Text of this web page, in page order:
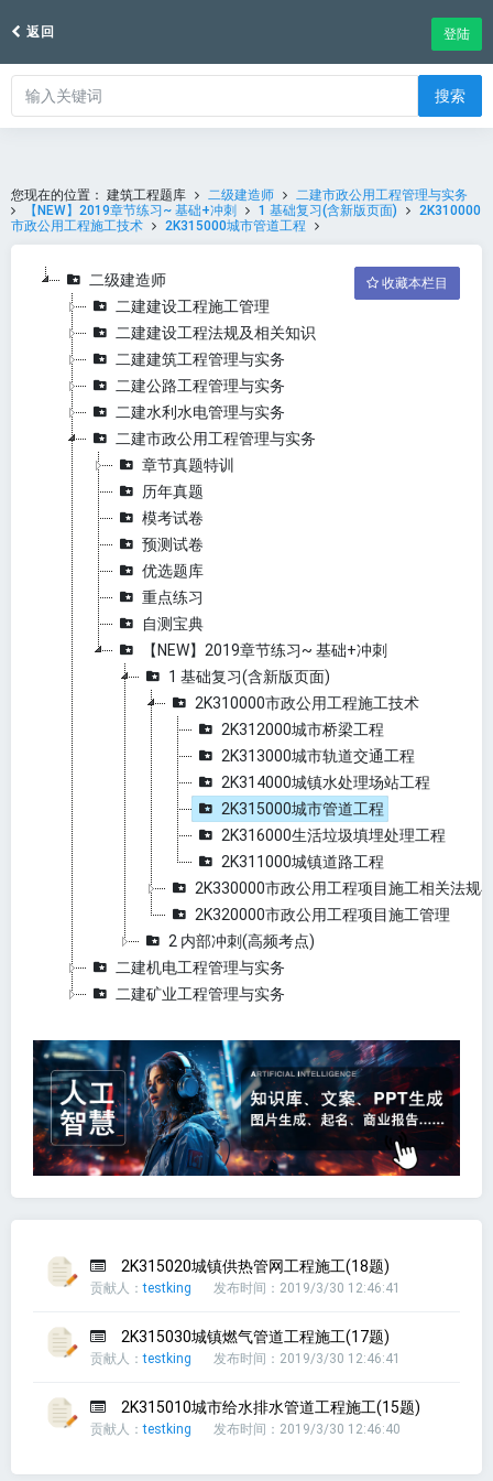
返回 登陆
搜索
您现在的位置： 建筑工程题库 二级建造师
二建市政公用工程管理与实务
【NEW】2019章节练习~ 基础+冲刺
1 基础复习(含新版页面)
2K310000
市政公用工程施工技术
2K315000城市管道工程
收藏本栏目
二级建造师
二建建设工程施工管理
二建建设工程法规及相关知识
二建建筑工程管理与实务
二建公路工程管理与实务
二建水利水电管理与实务
二建市政公用工程管理与实务
章节真题特训
历年真题
模考试卷
预测试卷
优选题库
重点练习
自测宝典
【NEW】2019章节练习~ 基础+冲刺
1 基础复习(含新版页面)
2K310000市政公用工程施工技术
2K312000城市桥梁工程
2K313000城市轨道交通工程
2K314000城镇水处理场站工程
2K315000城市管道工程
2K316000生活垃圾填埋处理工程
2K311000城镇道路工程
2K330000市政公用工程项目施工相关法规
2K320000市政公用工程项目施工管理
2 内部冲刺(高频考点)
二建机电工程管理与实务
二建矿业工程管理与实务
2K315020城镇供热管网工程施工(18题)
贡献人：testking 发布时间：2019/3/30 12:46:41
2K315030城镇燃气管道工程施工(17题)
贡献人：testking 发布时间：2019/3/30 12:46:41
2K315010城市给水排水管道工程施工(15题)
贡献人：testking 发布时间：2019/3/30 12:46:40